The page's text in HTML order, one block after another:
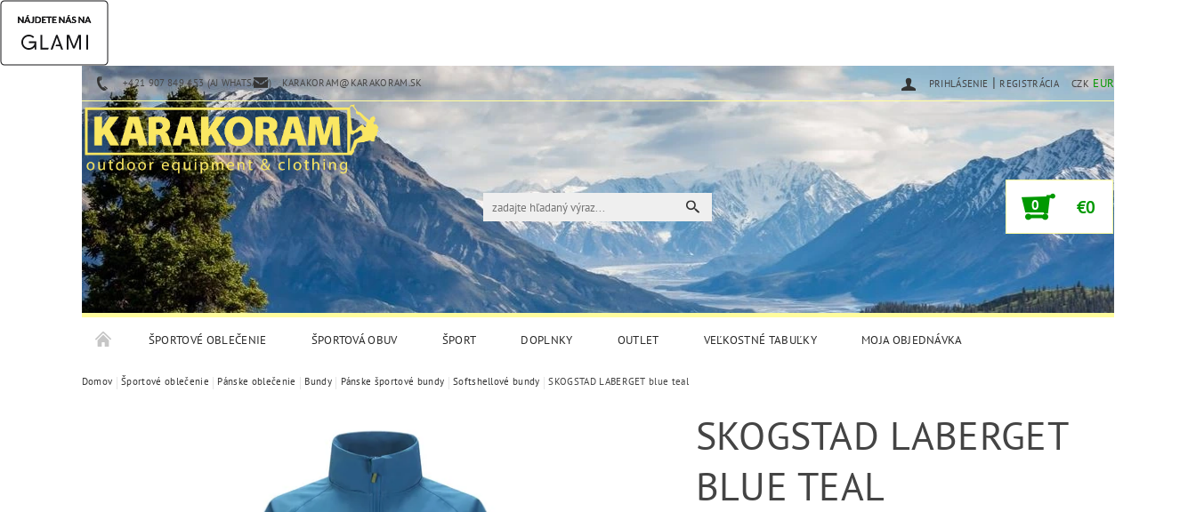
+421 907 849 453 (AJ WHATSAPP) KARAKORAM@KARAKORAM.SK CZK EUR
PRIHLÁSENIE | REGISTRÁCIA
0 €0
ŠPORTOVÉ OBLEČENIE ŠPORTOVÁ OBUV ŠPORT DOPLNKY OUTLET VEĽKOSTNÉ TABUĽKY MOJA OBJEDNÁVKA
Domov Športové oblečenie Pánske oblečenie Bundy Pánske športové bundy Softshellové bundy SKOGSTAD LABERGET blue teal
SKOGSTAD LABERGET
BLUE TEAL